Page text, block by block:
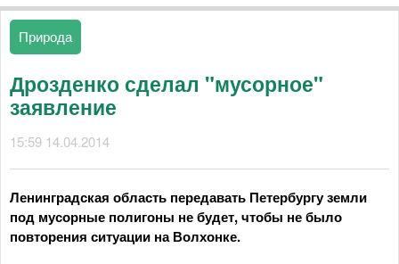
Природа
Дрозденко сделал "мусорное"
заявление
15:59 14.04.2014
Ленинградская область передавать Петербургу земли
под мусорные полигоны не будет, чтобы не было
повторения ситуации на Волхонке.